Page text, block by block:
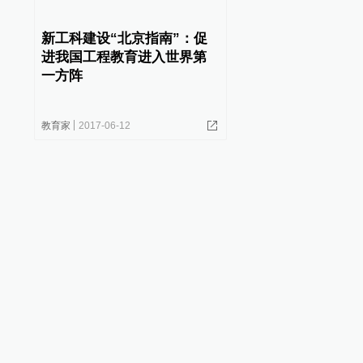
新工科建设“北京指南”：促
进我国工程教育进入世界第
一方阵
教育家 2017-06-12